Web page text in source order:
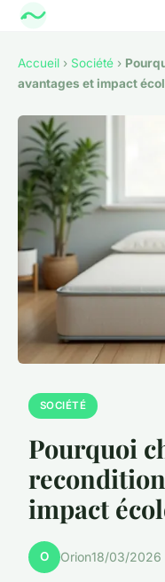
Accueil › Société ›
avantages et impact
SOCIÉTÉ
Pourquoi
impact
O Orion18/03/2026